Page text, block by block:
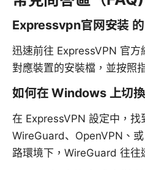
Expressvpn官网安装
迅速前往 ExpressVPN 官方
對應裝置的安裝檔，並按照
如何在 Windows 上切
在 ExpressVPN 設定中，找
WireGuard、OpenVPN、
路環境下，WireGuard 往往